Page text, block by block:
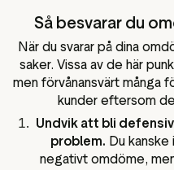
Så besvarar du
När du svarar på dina
saker. Vissa av de här
men förvånansvärt många
kunder eftersom
Undvik att bli
problem. Du
negativt omdöme,